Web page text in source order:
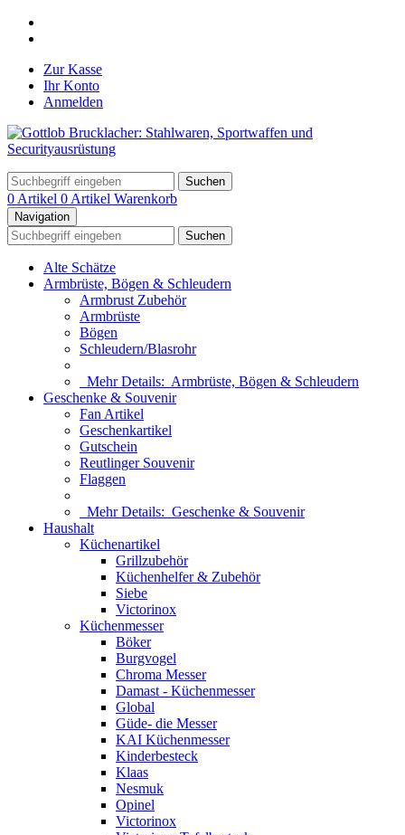
Zur Kasse
Ihr Konto
Anmelden
Suchen
0 Artikel 0 Artikel Warenkorb
Navigation
Suchen
Alte Schätze
Armbrüste, Bögen & Schleudern
Armbrust Zubehör
Armbrüste
Bögen
Schleudern/Blasrohr
Mehr Details: Armbrüste, Bögen & Schleudern
Geschenke & Souvenir
Fan Artikel
Geschenkartikel
Gutschein
Reutlinger Souvenir
Flaggen
Mehr Details: Geschenke & Souvenir
Haushalt
Küchenartikel
Grillzubehör
Küchenhelfer & Zubehör
Siebe
Victorinox
Küchenmesser
Böker
Burgvogel
Chroma Messer
Damast - Küchenmesser
Global
Güde- die Messer
KAI Küchenmesser
Kinderbesteck
Klaas
Nesmuk
Opinel
Victorinox